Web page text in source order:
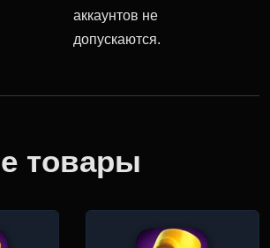
аккаунтов не
допускаются.
товары